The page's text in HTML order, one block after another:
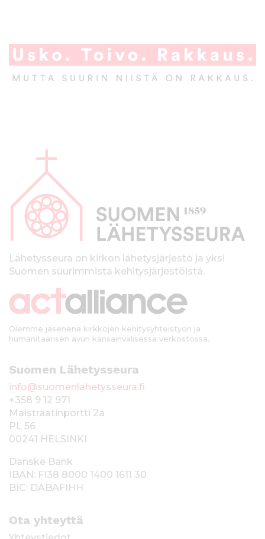
p
kLähetysseura on kirkon lähetysjärjestö ja yksi
Suomen suurimmista kehitysjärjestöistä.
Olemme jäsenenä kirkkojen kehitysyhteistyön ja
humanitaarisen avun kansainvälisessä verkostossa.
Suomen Lähetysseura
info@suomenlahetysseura.fi
+358 9 12 971
Maistraatinportti 2a
PL 56
00241 HELSINKI
Danske Bank
IBAN: FI38 8000 1400 1611 30
BIC: DABAFIHH
Ota yhteyttä